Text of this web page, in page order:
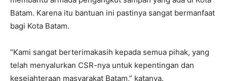
Batam. Karena itu bantuan ini pastinya sangat bermanfaat
bagi Kota Batam.
“Kami sangat berterimakasih kepada semua pihak, yang
telah menyalurkan CSR-nya untuk kepentingan dan
kesejahteraan masyarakat Batam,” katanya.